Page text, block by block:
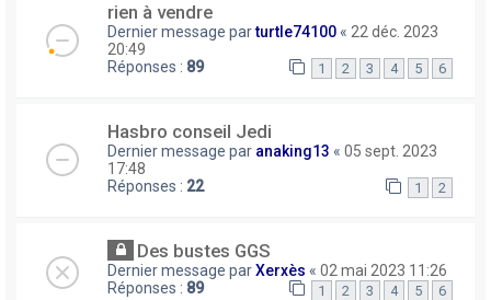
rien à vendre
Dernier message parturtle74100 « 22 déc. 2023
20:49
Réponses : 89 1 2 3 4 5 6
Hasbro conseil Jedi
Dernier message par anaking13 « 05 sept. 2023
17:48
Réponses : 22 1 2
Des bustes GGS
Dernier message parXerxès « 02 mai 2023 11:26
Réponses : 89 1 2 3 4 5 6